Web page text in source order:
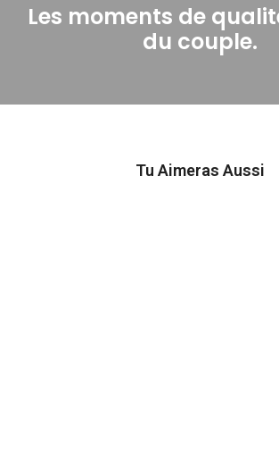
Next
post:
Les moments de
du couple.
Tu Aimeras Aussi